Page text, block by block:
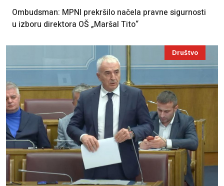
Ombudsman: MPNI prekršilo načela pravne sigurnosti
u izboru direktora OŠ „Maršal Tito“
Društvo